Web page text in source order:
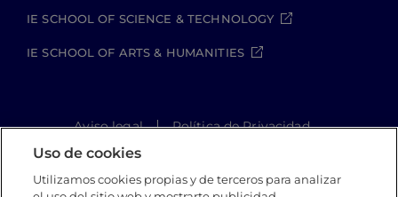
IE SCHOOL OF SCIENCE & TECHNOLOGY
IE SCHOOL OF ARTS & HUMANITIES
Aviso legal
Política de Privacidad
Política de Cookies
Canal Compliance
Site Map
Uso de cookies
Utilizamos cookies propias y de terceros para analizar